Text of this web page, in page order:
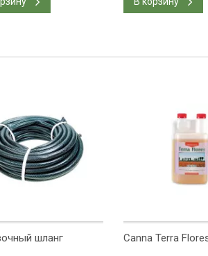
шланг Canna Terra